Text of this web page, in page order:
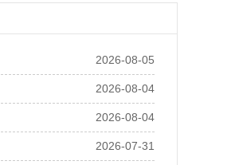
2026-08-05
2026-08-04
2026-08-04
2026-07-31